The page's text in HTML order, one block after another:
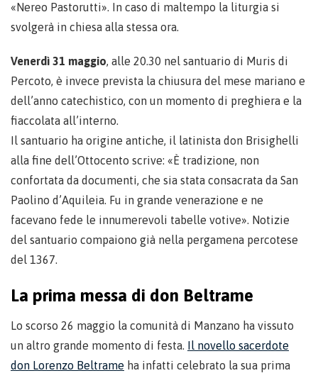
«Nereo Pastorutti». In caso di maltempo la liturgia si
svolgerà in chiesa alla stessa ora.
Venerdì 31 maggio, alle 20.30 nel santuario di Muris di
Percoto, è invece prevista la chiusura del mese mariano e
dell’anno catechistico, con un momento di preghiera e la
fiaccolata all’interno.
Il santuario ha origine antiche, il latinista don Brisighelli
alla fine dell’Ottocento scrive: «È tradizione, non
confortata da documenti, che sia stata consacrata da San
Paolino d’Aquileia. Fu in grande venerazione e ne
facevano fede le innumerevoli tabelle votive». Notizie
del santuario compaiono già nella pergamena percotese
del 1367.
La prima messa di don Beltrame
Lo scorso 26 maggio la comunità di Manzano ha vissuto
un altro grande momento di festa. Il novello sacerdote
don Lorenzo Beltrame ha infatti celebrato la sua prima